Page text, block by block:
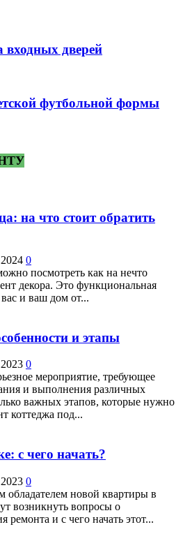
входных дверей
футбольной формы
на что стоит обратить
0
посмотреть как на нечто
декора. Это функциональная
и ваш дом от...
и этапы
0
мероприятие, требующее
и выполнения различных
важных этапов, которые нужно
коттеджа под...
с чего начать?
0
обладателем новой квартиры в
возникнуть вопросы о
ремонта и с чего начать этот...